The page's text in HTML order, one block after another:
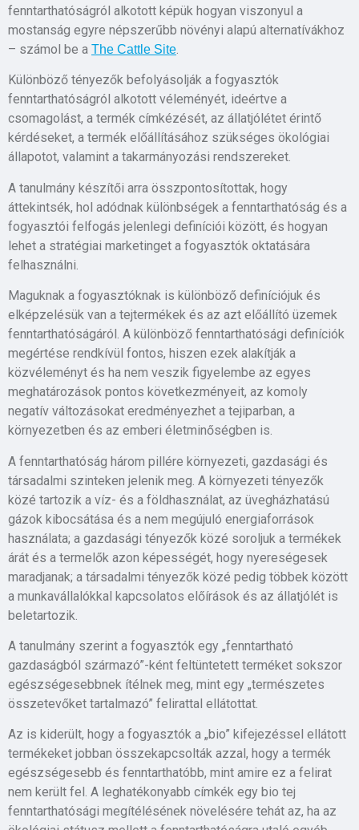
fenntarthatóságról alkotott képük hogyan viszonyul a
mostanság egyre népszerűbb növényi alapú alternatívákhoz
– számol be a The Cattle Site.
Különböző tényezők befolyásolják a fogyasztók
fenntarthatóságról alkotott véleményét, ideértve a
csomagolást, a termék címkézését, az állatjólétet érintő
kérdéseket, a termék előállításához szükséges ökológiai
állapotot, valamint a takarmányozási rendszereket.
A tanulmány készítői arra összpontosítottak, hogy
áttekintsék, hol adódnak különbségek a fenntarthatóság és a
fogyasztói felfogás jelenlegi definíciói között, és hogyan
lehet a stratégiai marketinget a fogyasztók oktatására
felhasználni.
Maguknak a fogyasztóknak is különböző definíciójuk és
elképzelésük van a tejtermékek és az azt előállító üzemek
fenntarthatóságáról. A különböző fenntarthatósági definíciók
megértése rendkívül fontos, hiszen ezek alakítják a
közvéleményt és ha nem veszik figyelembe az egyes
meghatározások pontos következményeit, az komoly
negatív változásokat eredményezhet a tejiparban, a
környezetben és az emberi életminőségben is.
A fenntarthatóság három pillére környezeti, gazdasági és
társadalmi szinteken jelenik meg. A környezeti tényezők
közé tartozik a víz- és a földhasználat, az üvegházhatású
gázok kibocsátása és a nem megújuló energiaforrások
használata; a gazdasági tényezők közé soroljuk a termékek
árát és a termelők azon képességét, hogy nyereségesek
maradjanak; a társadalmi tényezők közé pedig többek között
a munkavállalókkal kapcsolatos előírások és az állatjólét is
beletartozik.
A tanulmány szerint a fogyasztók egy „fenntartható
gazdaságból származó”-ként feltüntetett terméket sokszor
egészségesebbnek ítélnek meg, mint egy „természetes
összetevőket tartalmazó” felirattal ellátottat.
Az is kiderült, hogy a fogyasztók a „bio” kifejezéssel ellátott
termékeket jobban összekapcsolták azzal, hogy a termék
egészségesebb és fenntarthatóbb, mint amire ez a felirat
nem került fel. A leghatékonyabb címkék egy bio tej
fenntarthatósági megítélésének növelésére tehát az, ha az